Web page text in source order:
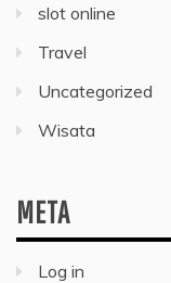
slot online
Travel
Uncategorized
Wisata
META
Log in